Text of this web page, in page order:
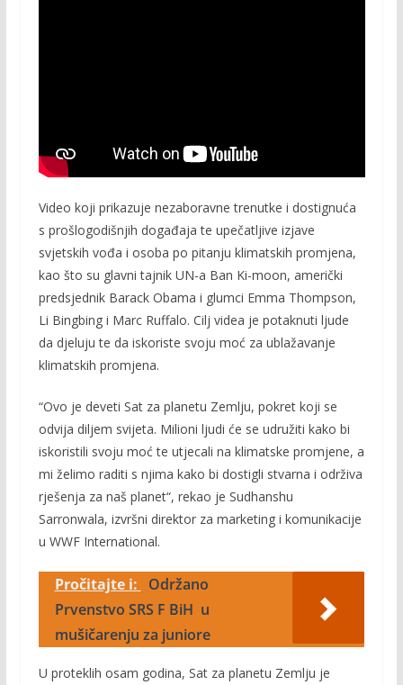
Video koji prikazuje nezaboravne trenutke i dostignuća
s prošlogodišnjih događaja te upečatljive izjave
svjetskih vođa i osoba po pitanju klimatskih promjena,
kao što su glavni tajnik UN-a Ban Ki-moon, američki
predsjednik Barack Obama i glumci Emma Thompson,
Li Bingbing i Marc Ruffalo. Cilj videa je potaknuti ljude
da djeluju te da iskoriste svoju moć za ublažavanje
klimatskih promjena.
“Ovo je deveti Sat za planetu Zemlju, pokret koji se
odvija diljem svijeta. Milioni ljudi će se udružiti kako bi
iskoristili svoju moć te utjecali na klimatske promjene, a
mi želimo raditi s njima kako bi dostigli stvarna i održiva
rješenja za naš planet“, rekao je Sudhanshu
Sarronwala, izvršni direktor za marketing i komunikacije
u WWF International.
Pročitajte i:
Održano
Prvenstvo SRS F BiH u
mušičarenju za juniore
U proteklih osam godina, Sat za planetu Zemlju je